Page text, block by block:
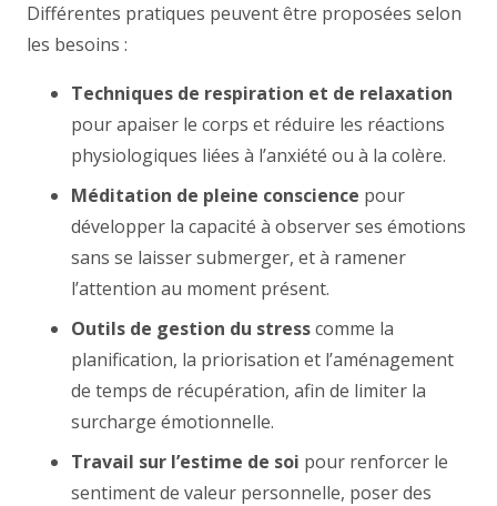
Différentes pratiques peuvent être proposées selon
les besoins :
Techniques de respiration et de relaxation
pour apaiser le corps et réduire les réactions
physiologiques liées à l’anxiété ou à la colère.
Méditation de pleine conscience pour
développer la capacité à observer ses émotions
sans se laisser submerger, et à ramener
l’attention au moment présent.
Outils de gestion du stresscomme la
planification, la priorisation et l’aménagement
de temps de récupération, afin de limiter la
surcharge émotionnelle.
Travail sur l’estime de soi pour renforcer le
sentiment de valeur personnelle, poser des